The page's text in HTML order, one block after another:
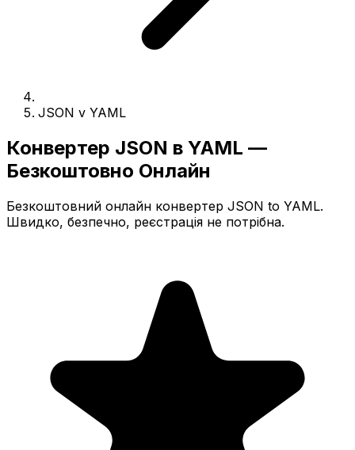
JSON v YAML
Конвертер JSON в YAML —
Безкоштовно Онлайн
Безкоштовний онлайн конвертер JSON to YAML.
Швидко, безпечно, реєстрація не потрібна.